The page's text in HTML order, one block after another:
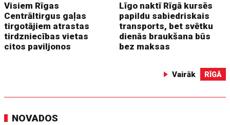
Visiem Rīgas
Centrāltirgus gaļas
tirgotājiem atrastas
tirdzniecības vietas
citos paviljonos
Līgo naktī Rīgā kursēs
papildu sabiedriskais
transports, bet svētku
dienās braukšana būs
bez maksas
Vairāk RĪGĀ
NOVADOS